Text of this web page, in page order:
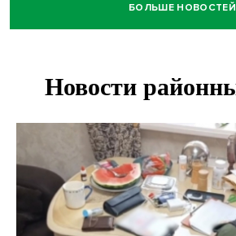
БОЛЬШЕ НОВОСТЕЙ